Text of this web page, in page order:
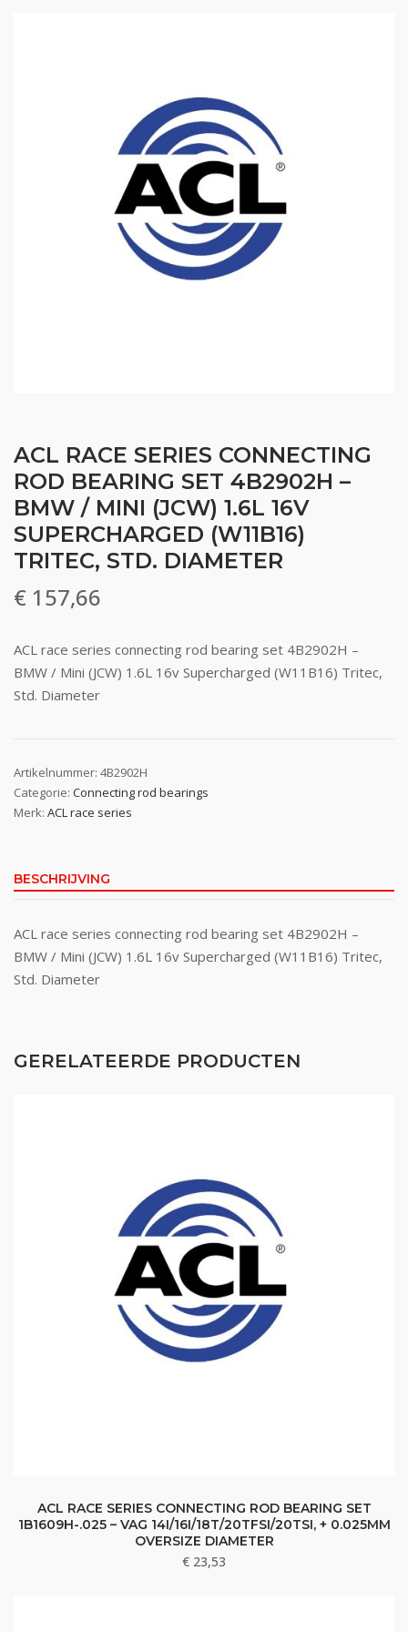
ACL RACE SERIES CONNECTING
ROD BEARING SET 4B2902H –
BMW / MINI (JCW) 1.6L 16V
SUPERCHARGED (W11B16)
TRITEC, STD. DIAMETER
€ 157,66
ACL race series connecting rod bearing set 4B2902H –
BMW / Mini (JCW) 1.6L 16v Supercharged (W11B16) Tritec,
Std. Diameter
Artikelnummer: 4B2902H
Categorie: Connecting rod bearings
Merk: ACL race series
BESCHRIJVING
ACL race series connecting rod bearing set 4B2902H –
BMW / Mini (JCW) 1.6L 16v Supercharged (W11B16) Tritec,
Std. Diameter
GERELATEERDE PRODUCTEN
ACL RACE SERIES CONNECTING ROD BEARING SET
1B1609H-.025 – VAG 14I/16I/18T/20TFSI/20TSI, + 0.025MM
OVERSIZE DIAMETER
€ 23,53